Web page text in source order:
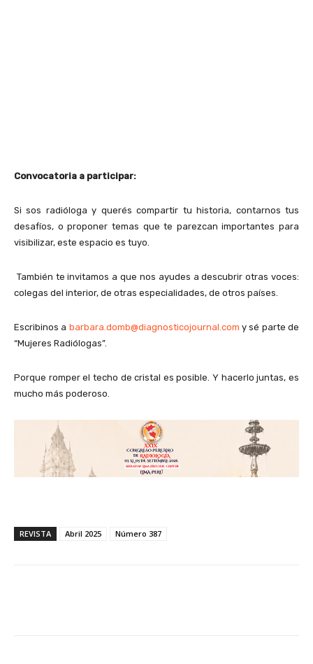
Convocatoria a participar:
Si sos radióloga y querés compartir tu historia, contarnos tus
desafíos, o proponer temas que te parezcan importantes para
visibilizar, este espacio es tuyo.
También te invitamos a que nos ayudes a descubrir otras voces:
colegas del interior, de otras especialidades, de otros países.
Escribinos a barbara.domb@diagnosticojournal.com y sé parte de
“Mujeres Radiólogas”.
Porque romper el techo de cristal es posible. Y hacerlo juntas, es
mucho más poderoso.
REVISTA Abril 2025 Número 387